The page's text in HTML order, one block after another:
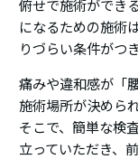
俯せで施術ができ
になるための施術
りづらい条件がつき
痛みや違和感が「
施術場所が決めら
そこで、簡単な検査
立っていただき、